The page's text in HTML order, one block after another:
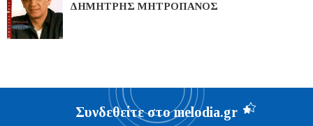
ΔΗΜΗΤΡΗΣ ΜΗΤΡΟΠΑΝΟΣ
Συνδεθείτε στο melodia.gr